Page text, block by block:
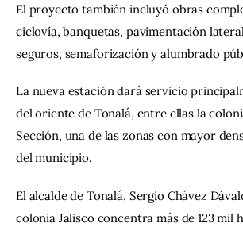
El proyecto también incluyó obras
ciclovía, banquetas, pavimentación
seguros, semaforización y alumbrado
La nueva estación dará servicio
del oriente de Tonalá, entre ellas la
Sección, una de las zonas con mayor
del municipio.
El alcalde de Tonalá, Sergio Chávez
colonia Jalisco concentra más de 123 mil